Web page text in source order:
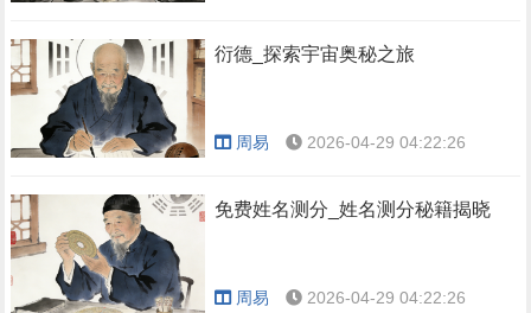
衍德_探索宇宙奥秘之旅
周易 2026-04-29 04:22:26
免费姓名测分_姓名测分秘籍揭晓
周易 2026-04-29 04:22:26